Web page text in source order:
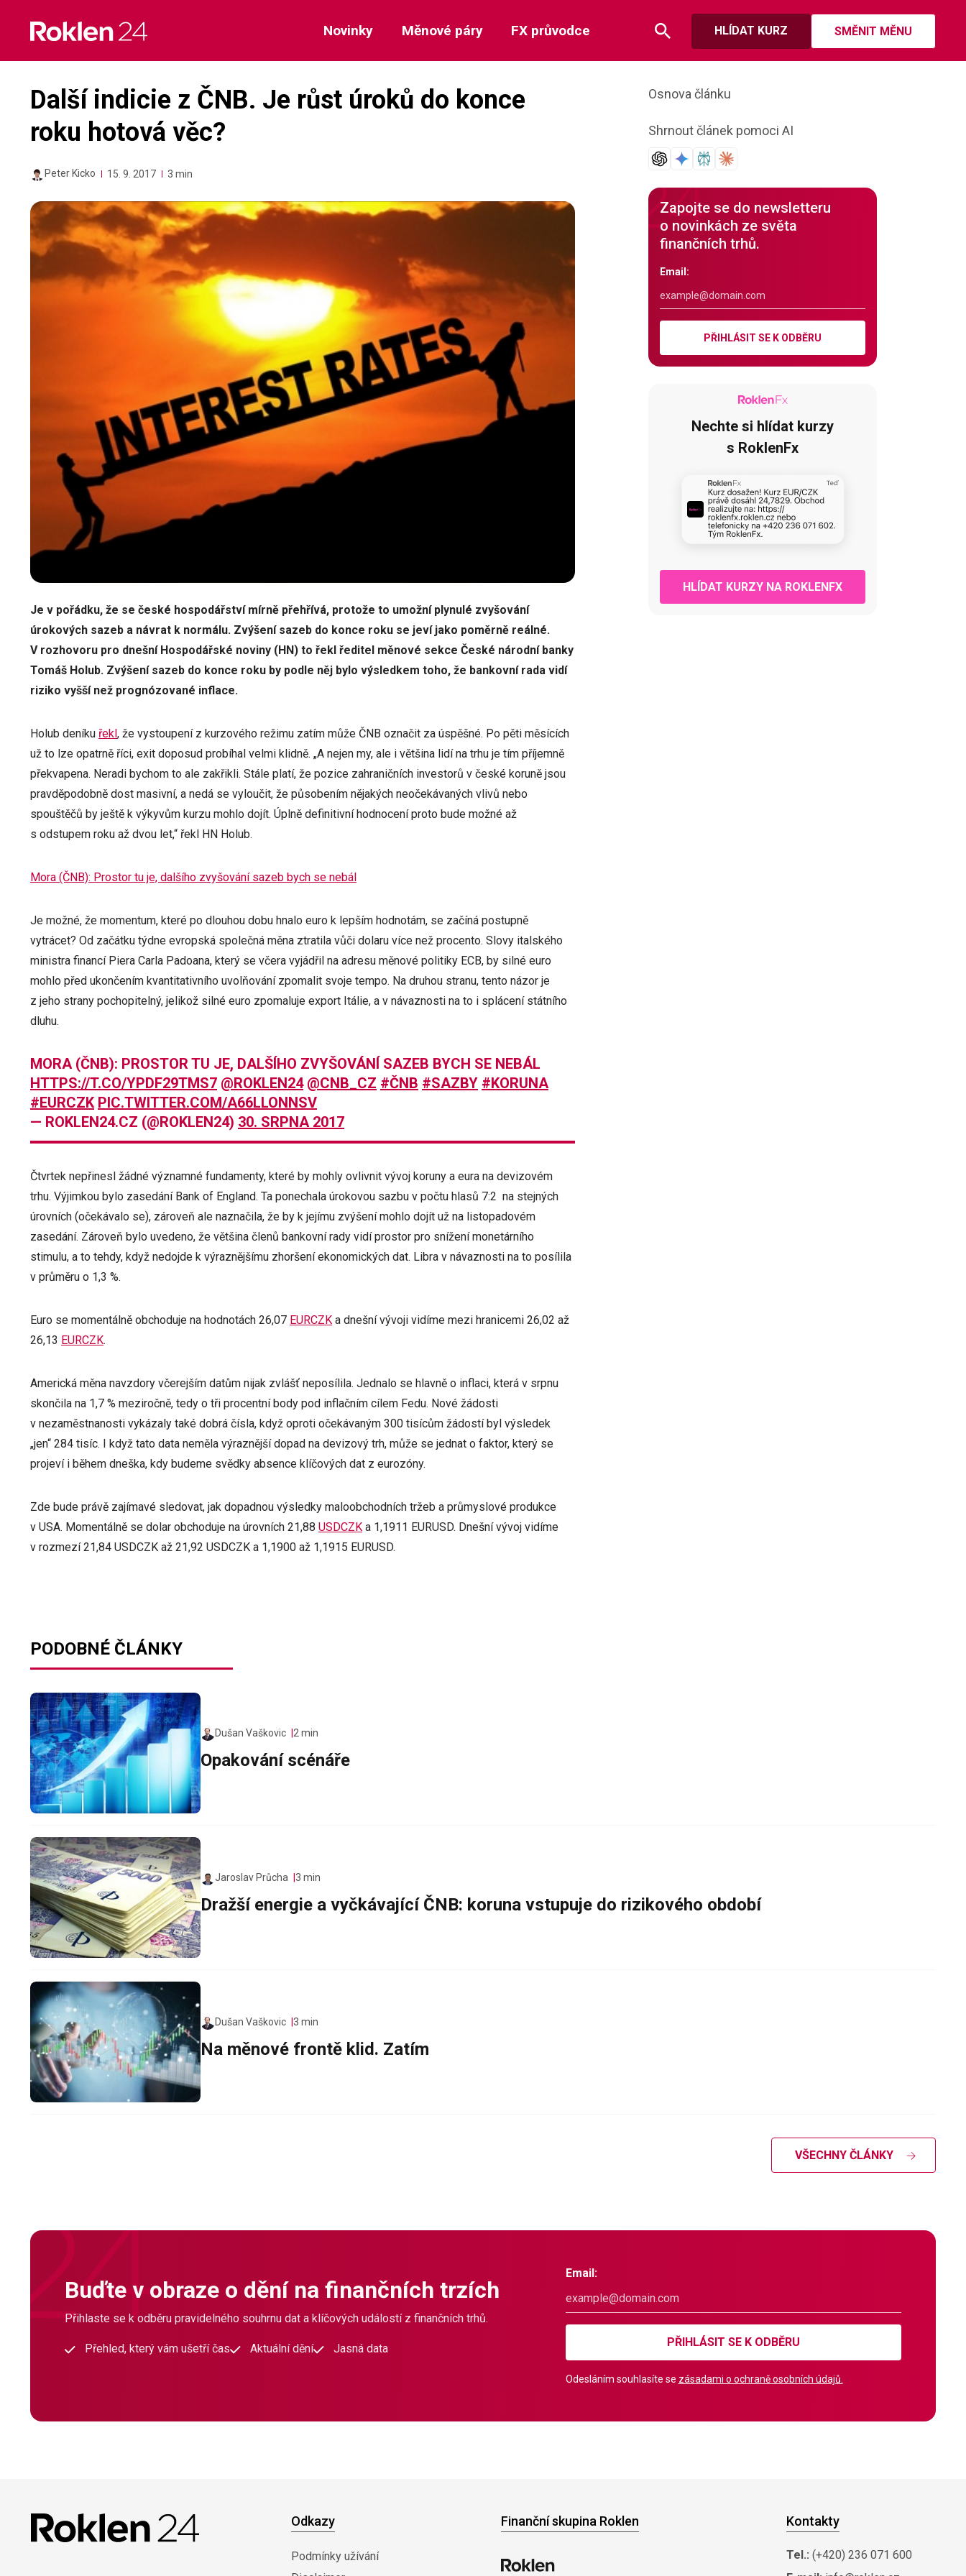
content
HLÍDAT KURZ SMĚNIT MĚNU
Novinky Měnové páry FX průvodce
Další indicie z ČNB. Je růst úroků do konce
roku hotová věc?
Peter Kicko 15. 9. 2017 3 min
Je v pořádku, že se české hospodářství mírně přehřívá, protože to umožní plynulé zvyšování
úrokových sazeb a návrat k normálu. Zvýšení sazeb do konce roku se jeví jako poměrně reálné.
V rozhovoru pro dnešní Hospodářské noviny (HN) to řekl ředitel měnové sekce České národní banky
Tomáš Holub. Zvýšení sazeb do konce roku by podle něj bylo výsledkem toho, že bankovní rada vidí
riziko vyšší než prognózované inflace.
Holub deníku řekl, že vystoupení z kurzového režimu zatím může ČNB označit za úspěšné. Po pěti měsících
už to lze opatrně říci, exit doposud probíhal velmi klidně. „A nejen my, ale i většina lidí na trhu je tím příjemně
překvapena. Neradi bychom to ale zakřikli. Stále platí, že pozice zahraničních investorů v české koruně jsou
pravděpodobně dost masivní, a nedá se vyloučit, že působením nějakých neočekávaných vlivů nebo
spouštěčů by ještě k výkyvům kurzu mohlo dojít. Úplně definitivní hodnocení proto bude možné až
s odstupem roku až dvou let,“ řekl HN Holub.
Mora (ČNB): Prostor tu je, dalšího zvyšování sazeb bych se nebál
Je možné, že momentum, které po dlouhou dobu hnalo euro k lepším hodnotám, se začíná postupně
vytrácet? Od začátku týdne evropská společná měna ztratila vůči dolaru více než procento. Slovy italského
ministra financí Piera Carla Padoana, který se včera vyjádřil na adresu měnové politiky ECB, by silné euro
mohlo před ukončením kvantitativního uvolňování zpomalit svoje tempo. Na druhou stranu, tento názor je
z jeho strany pochopitelný, jelikož silné euro zpomaluje export Itálie, a v návaznosti na to i splácení státního
dluhu.
MORA (ČNB): PROSTOR TU JE, DALŠÍHO ZVYŠOVÁNÍ SAZEB BYCH SE NEBÁL
HTTPS://T.CO/YPDF29TMS7 @ROKLEN24 @CNB_CZ #ČNB #SAZBY #KORUNA
#EURCZK PIC.TWITTER.COM/A66LLONNSV
— ROKLEN24.CZ (@ROKLEN24) 30. SRPNA 2017
Čtvrtek nepřinesl žádné významné fundamenty, které by mohly ovlivnit vývoj koruny a eura na devizovém
trhu. Výjimkou bylo zasedání Bank of England. Ta ponechala úrokovou sazbu v počtu hlasů 7:2 na stejných
úrovních (očekávalo se), zároveň ale naznačila, že by k jejímu zvýšení mohlo dojít už na listopadovém
zasedání. Zároveň bylo uvedeno, že většina členů bankovní rady vidí prostor pro snížení monetárního
stimulu, a to tehdy, když nedojde k výraznějšímu zhoršení ekonomických dat. Libra v návaznosti na to posílila
v průměru o 1,3 %.
Euro se momentálně obchoduje na hodnotách 26,07 EURCZK a dnešní vývoji vidíme mezi hranicemi 26,02 až
26,13 EURCZK.
Americká měna navzdory včerejším datům nijak zvlášť neposílila. Jednalo se hlavně o inflaci, která v srpnu
skončila na 1,7 % meziročně, tedy o tři procentní body pod inflačním cílem Fedu. Nové žádosti
v nezaměstnanosti vykázaly také dobrá čísla, když oproti očekávaným 300 tisícům žádostí byl výsledek
„jen“ 284 tisíc. I když tato data neměla výraznější dopad na devizový trh, může se jednat o faktor, který se
projeví i během dneška, kdy budeme svědky absence klíčových dat z eurozóny.
Zde bude právě zajímavé sledovat, jak dopadnou výsledky maloobchodních tržeb a průmyslové produkce
v USA. Momentálně se dolar obchoduje na úrovních 21,88 USDCZK a 1,1911 EURUSD. Dnešní vývoj vidíme
v rozmezí 21,84 USDCZK až 21,92 USDCZK a 1,1900 až 1,1915 EURUSD.
Osnova článku
Shrnout článek pomoci AI
Zapojte se do newsletteru
o novinkách ze světa
finančních trhů.
Email:
PŘIHLÁSIT SE K ODBĚRU
Nechte si hlídat kurzy
s RoklenFx
HLÍDAT KURZY NA ROKLENFX
PODOBNÉ ČLÁNKY
Dušan Vaškovic 2 min
Opakování scénáře
Jaroslav Průcha 3 min
Dražší energie a vyčkávající ČNB: koruna vstupuje do rizikového období
Dušan Vaškovic 3 min
Na měnové frontě klid. Zatím
VŠECHNY ČLÁNKY
Buďte v obraze o dění na finančních trzích
Přihlaste se k odběru pravidelného souhrnu dat a klíčových událostí z finančních trhů.
Přehled, který vám ušetří čas Aktuální dění Jasná data
Email:
PŘIHLÁSIT SE K ODBĚRU
Odesláním souhlasíte se zásadami o ochraně osobních údajů.
Odkazy
Podmínky užívání
Finanční skupina Roklen Kontakty
Tel.: (+420) 236 071 600